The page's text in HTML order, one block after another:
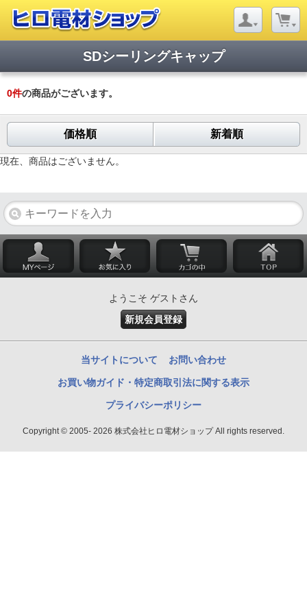
SDシーリングキャップ
0件の商品がございます。
価格順 新着順
現在、商品はございません。
ようこそ ゲストさん
新規会員登録
当サイトについて お問い合わせ
お買い物ガイド・特定商取引法に関する表示
プライバシーポリシー
Copyright © 2005- 2026 株式会社ヒロ電材ショップ All rights reserved.